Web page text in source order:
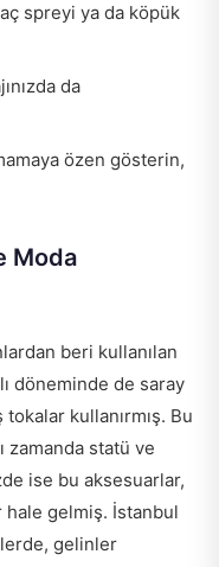
spreyi ya da köpük
da
özen gösterin,
Moda
beri kullanılan
döneminde de saray
kullanırmış. Bu
zamanda statü ve
ise bu aksesuarlar,
gelmiş. İstanbul
gelinler